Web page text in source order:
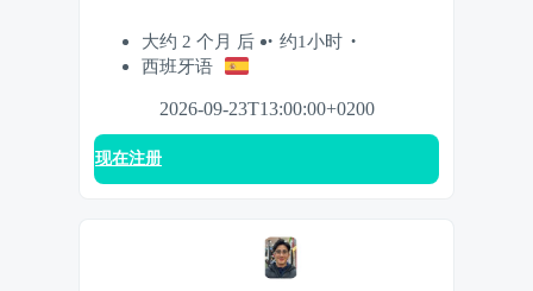
大约 2 个月 后
约1小时
西班牙语
2026-09-23T13:00:00+0200
现在注册